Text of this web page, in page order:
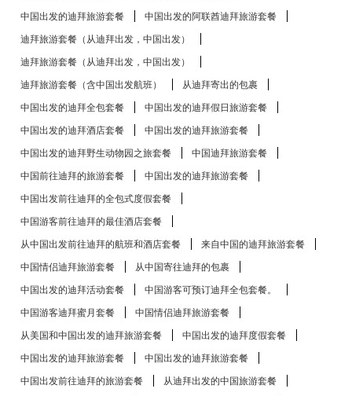
中国出发的迪拜旅游套餐
中国出发的阿联酋迪拜旅游套餐
迪拜旅游套餐（从迪拜出发，中国出发）
迪拜旅游套餐（从迪拜出发，中国出发）
迪拜旅游套餐（含中国出发航班）
从迪拜寄出的包裹
中国出发的迪拜全包套餐
中国出发的迪拜假日旅游套餐
中国出发的迪拜酒店套餐
中国出发的迪拜旅游套餐
中国出发的迪拜野生动物园之旅套餐
中国迪拜旅游套餐
中国前往迪拜的旅游套餐
中国出发的迪拜旅游套餐
中国出发前往迪拜的全包式度假套餐
中国游客前往迪拜的最佳酒店套餐
从中国出发前往迪拜的航班和酒店套餐
来自中国的迪拜旅游套餐
中国情侣迪拜旅游套餐
从中国寄往迪拜的包裹
中国出发的迪拜活动套餐
中国游客可预订迪拜全包套餐。
中国游客迪拜蜜月套餐
中国情侣迪拜旅游套餐
从美国和中国出发的迪拜旅游套餐
中国出发的迪拜度假套餐
中国出发的迪拜旅游套餐
中国出发的迪拜旅游套餐
中国出发前往迪拜的旅游套餐
从迪拜出发的中国旅游套餐